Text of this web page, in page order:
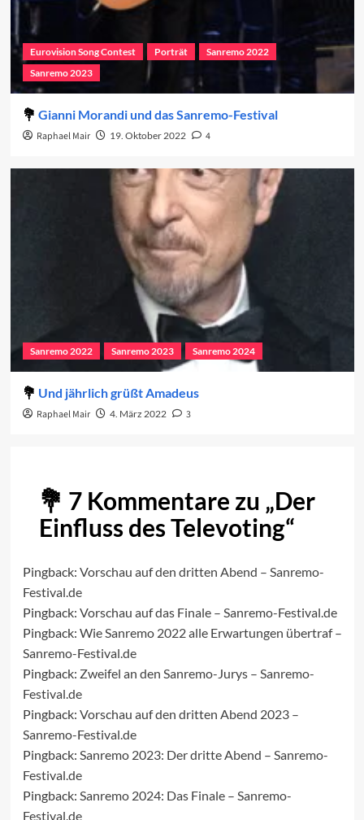
Eurovision Song Contest Porträt
Sanremo 2022
Sanremo 2023
Gianni Morandi und das Sanremo-Festival
Raphael Mair 19. Oktober 2022 4
Sanremo 2022 Sanremo 2023 Sanremo 2024
Und jährlich grüßt Amadeus
Raphael Mair 4. März 2022 3
7 Kommentare zu „Der
Einfluss des Televoting“
Pingback: Vorschau auf den dritten Abend – Sanremo-
Festival.de
Pingback: Vorschau auf das Finale – Sanremo-Festival.de
Pingback: Wie Sanremo 2022 alle Erwartungen übertraf –
Sanremo-Festival.de
Pingback: Zweifel an den Sanremo-Jurys – Sanremo-
Festival.de
Pingback: Vorschau auf den dritten Abend 2023 –
Sanremo-Festival.de
Pingback: Sanremo 2023: Der dritte Abend – Sanremo-
Festival.de
Pingback: Sanremo 2024: Das Finale – Sanremo-
Festival.de